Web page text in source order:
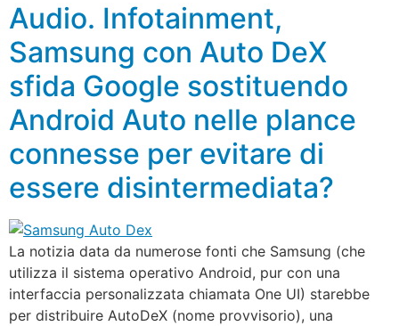
Audio. Infotainment,
Samsung con Auto DeX
sfida Google sostituendo
Android Auto nelle plance
connesse per evitare di
essere disintermediata?
La notizia data da numerose fonti che Samsung (che
utilizza il sistema operativo Android, pur con una
interfaccia personalizzata chiamata One UI) starebbe
per distribuire AutoDeX (nome provvisorio), una